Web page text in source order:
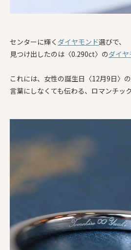
センターに輝く ダイヤモンド選びで、
見つけ出したのは〈0.290ct〉のダイヤ
これには、女性の誕生日〈12月9日〉の
言葉にしなくても伝わる、ロマンチッ